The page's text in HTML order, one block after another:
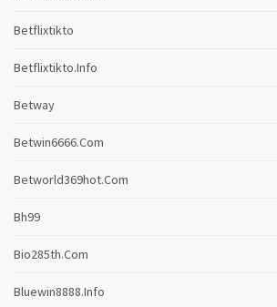
Betflixtikto
Betflixtikto.info
Betway
Betwin6666.com
Betworld369hot.com
Bh99
Bio285th.com
Bluewin8888.info